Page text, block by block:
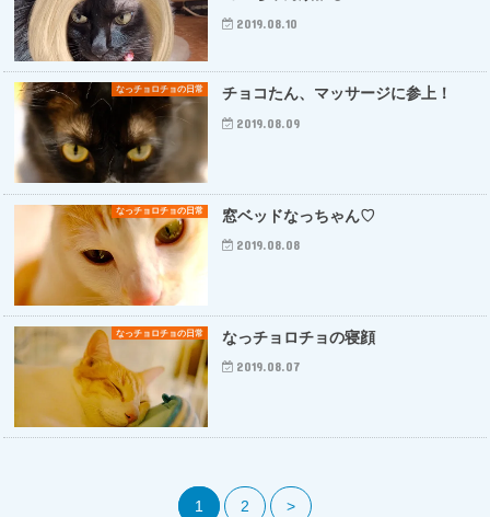
2019.08.10
なっチョロチョの日常 チョコたん、マッサージに参上！
2019.08.09
なっチョロチョの日常 窓ベッドなっちゃん♡
2019.08.08
なっチョロチョの日常 なっチョロチョの寝顔
2019.08.07
1 2 >